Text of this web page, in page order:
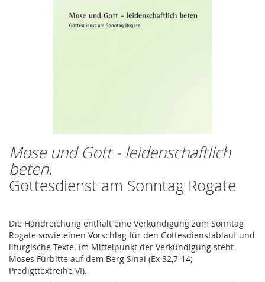
Mose und Gott - leidenschaftlich
beten.
Gottesdienst am Sonntag Rogate
Die Handreichung enthält eine Verkündigung zum Sonntag
Rogate sowie einen Vorschlag für den Gottesdienstablauf und
liturgische Texte. Im Mittelpunkt der Verkündigung steht
Moses Fürbitte auf dem Berg Sinai (Ex 32,7-14;
Predigttextreihe VI).
Zum
Anfang
der
Bildergalerie